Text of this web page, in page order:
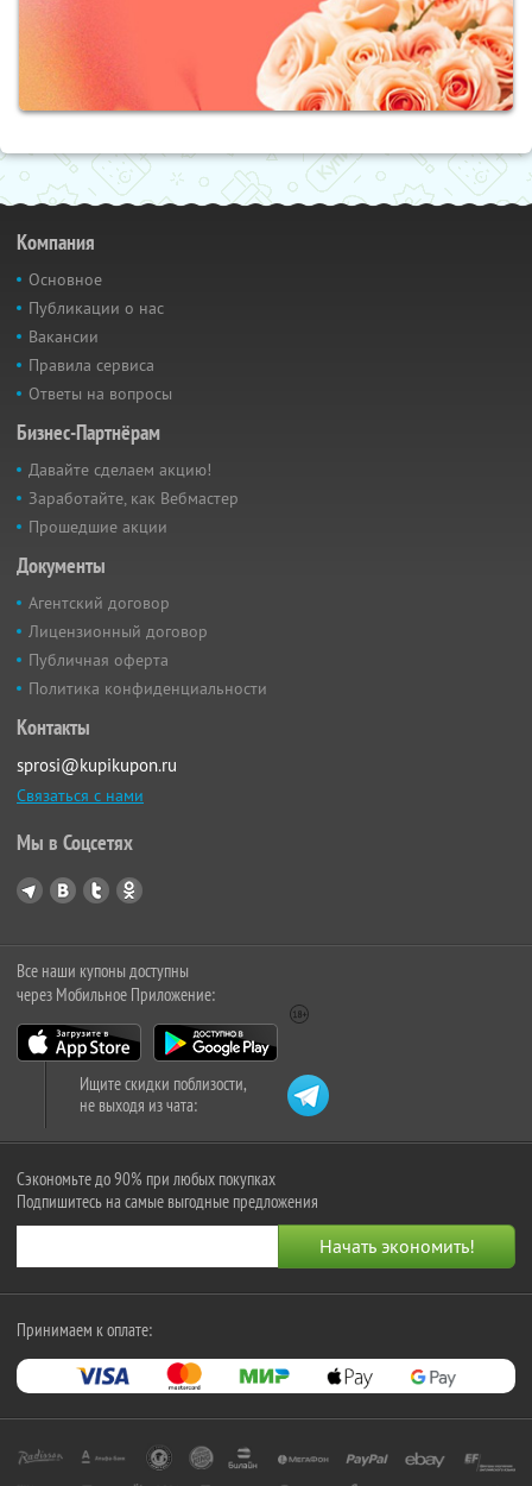
Компания
Основное
Публикации о нас
Вакансии
Правила сервиса
Ответы на вопросы
Бизнес-Партнёрам
Давайте сделаем акцию!
Заработайте, как Вебмастер
Прошедшие акции
Документы
Агентский договор
Лицензионный договор
Публичная оферта
Политика конфиденциальности
Контакты
sprosi@kupikupon.ru
Связаться с нами
Мы в Соцсетях
Все наши купоны доступны
через Мобильное Приложение:
Ищите скидки поблизости,
не выходя из чата:
Сэкономьте до 90% при любых покупках
Подпишитесь на самые выгодные предложения
Принимаем к оплате: